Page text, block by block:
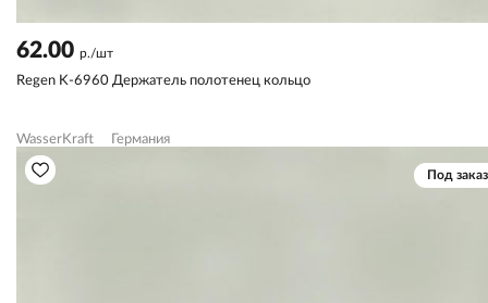
62.00 р./шт
Regen K-6960 Держатель полотенец кольцо
WasserKraft Германия
Под заказ